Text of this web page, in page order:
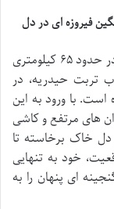
فیروزه ای در دل
مسجد ملک زوزن، این شاهکار معماری ایرانی، در حدود ۶۵ کیلومتری
کیلومتری جنوب تربت حیدریه، در
با ورود به این
های مرتفع و کاشی
خاک برخاسته تا
خود به تنهایی
ای پنهان را به